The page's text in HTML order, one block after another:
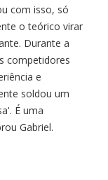
com isso, só
o teórico virar
Durante a
competidores
e
soldou um
É uma
Gabriel.